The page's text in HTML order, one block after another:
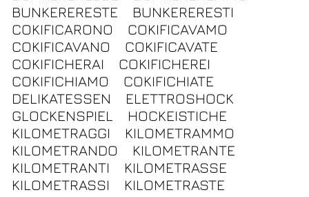
BUNKERERESTE
BUNKERERESTI
COKIFICARONO
COKIFICAVAMO
COKIFICAVANO
COKIFICAVATE
COKIFICHERAI
COKIFICHEREI
COKIFICHIAMO
COKIFICHIATE
DELIKATESSEN
ELETTROSHOCK
GLOCKENSPIEL
HOCKEISTICHE
KILOMETRAGGI
KILOMETRAMMO
KILOMETRANDO
KILOMETRANTE
KILOMETRANTI
KILOMETRASSE
KILOMETRASSI
KILOMETRASTE